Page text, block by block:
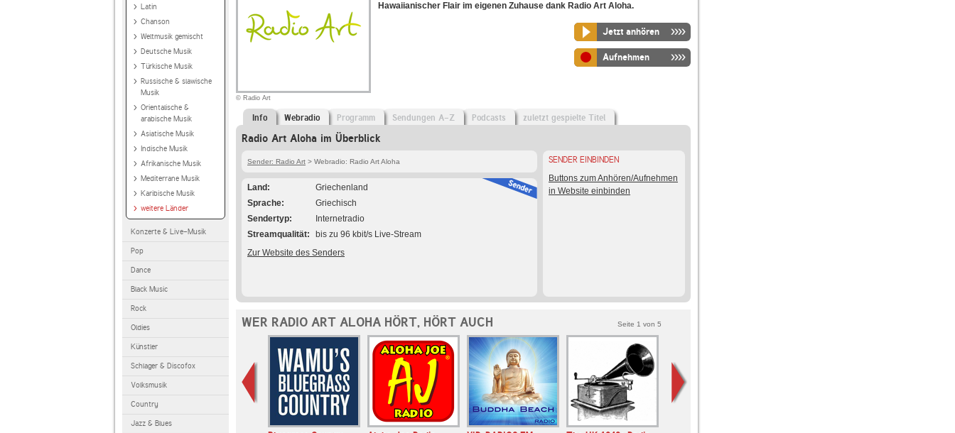
Latin
Chanson
Weltmusik gemischt
Deutsche Musik
Türkische Musik
Russische & slawische
Musik
Orientalische &
arabische Musik
Asiatische Musik
Indische Musik
Afrikanische Musik
Mediterrane Musik
Karibische Musik
weitere Länder
Konzerte & Live-Musik
Pop
Dance
Black Music
Rock
Oldies
Künstler
Schlager & Discofox
Volksmusik
Country
Jazz & Blues
© Radio Art
Hawaiianischer Flair im eigenen Zuhause dank Radio Art Aloha.
Jetzt anhören
Aufnehmen
Info Webradio Programm Sendungen A-Z Podcasts zuletzt gespielte Titel
Radio Art Aloha im Überblick
Sender: Radio Art > Webradio: Radio Art Aloha
Land
Griechenland
Sprache
Griechisch
Sendertyp
Internetradio
Streamqualität
bis zu 96 kbit/s Live-Stream
Zur Website des Senders
SENDER EINBINDEN
Buttons zum Anhören/Aufnehmen
in Website einbinden
WER RADIO ART ALOHA HÖRT, HÖRT AUCH Seite 1 von 5